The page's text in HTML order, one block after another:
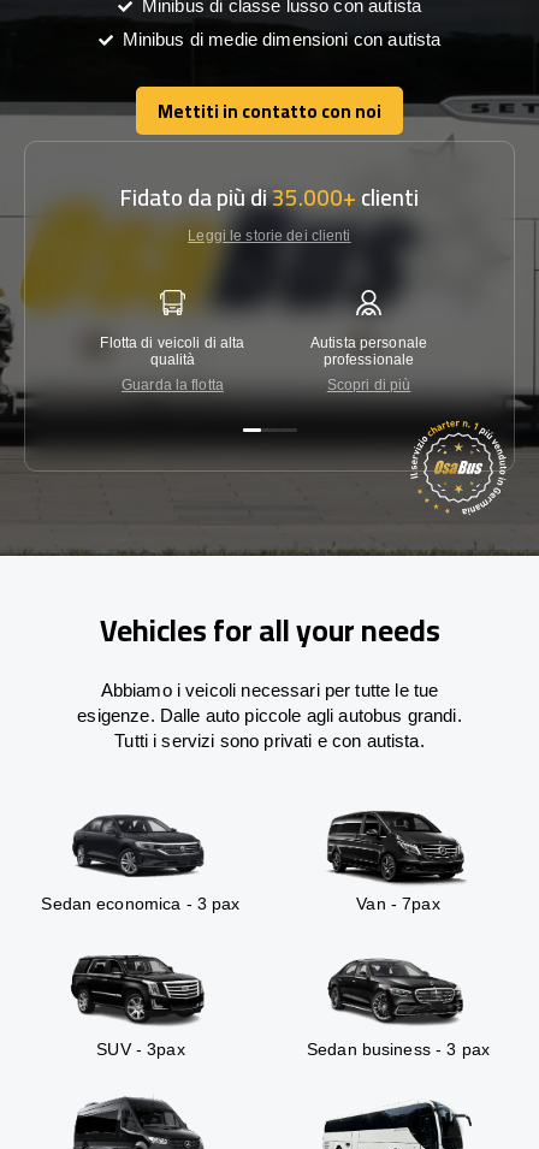
Minibus di classe lusso con autista
Minibus di medie dimensioni con autista
Mettiti in contatto con noi
Mettiti in contatto con noi
Fidato da più di35.000+clienti
Leggi le storie dei clienti
Flotta di veicoli di alta
qualità
Guarda la flotta
Autista personale
professionale
Scopri di più
Vehicles for all your needs
Abbiamo i veicoli necessari per tutte le tue
esigenze. Dalle auto piccole agli autobus grandi.
Tutti i servizi sono privati e con autista.
Sedan economica - 3 pax Van - 7pax
SUV - 3pax Sedan business - 3 pax